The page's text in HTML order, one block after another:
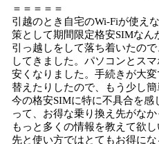
＝＝＝＝＝
引越のとき自宅のWi-Fiが使え
策として期間限定格安SIMなん
引っ越しをして落ち着いたの
してきました。パソコンとス
安くなりました。手続きが大
替えたりしたので、もう少し簡
今の格安SIMに特に不具合を感
って、お得な乗り換え先がなか
もっと多くの情報を教えて欲
先と使い方ではとてもお得に